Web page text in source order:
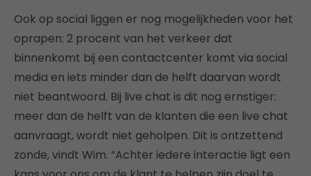
Ook op social liggen er nog mogelijkheden voor het
oprapen: 2 procent van het verkeer dat
binnenkomt bij een contactcenter komt via social
media en iets minder dan de helft daarvan wordt
niet beantwoord. Bij live chat is dit nog ernstiger:
meer dan de helft van de klanten die een live chat
aanvraagt, wordt niet geholpen. Dit is ontzettend
zonde, vindt Wim. “Achter iedere interactie ligt een